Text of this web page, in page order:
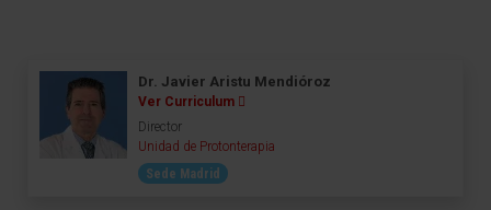
Dr. Javier Aristu Mendióroz
Ver Curriculum
Director
Unidad de Protonterapia
Sede Madrid